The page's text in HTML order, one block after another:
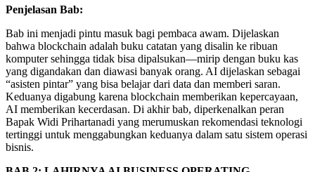
Penjelasan Bab:
Bab ini menjadi pintu masuk bagi pembaca awam. Dijelaskan
bahwa blockchain adalah buku catatan yang disalin ke ribuan
komputer sehingga tidak bisa dipalsukan—mirip dengan buku kas
yang digandakan dan diawasi banyak orang. AI dijelaskan sebagai
“asisten pintar” yang bisa belajar dari data dan memberi saran.
Keduanya digabung karena blockchain memberikan kepercayaan,
AI memberikan kecerdasan. Di akhir bab, diperkenalkan peran
Bapak Widi Prihartanadi yang merumuskan rekomendasi teknologi
tertinggi untuk menggabungkan keduanya dalam satu sistem operasi
bisnis.